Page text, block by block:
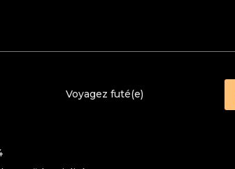
Voyagez futé(e)